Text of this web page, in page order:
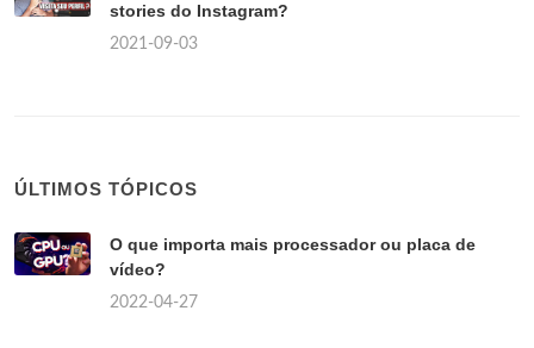
stories do Instagram?
2021-09-03
ÚLTIMOS TÓPICOS
O que importa mais processador ou placa de
vídeo?
2022-04-27